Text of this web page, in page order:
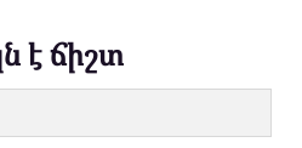
է ճիշտ